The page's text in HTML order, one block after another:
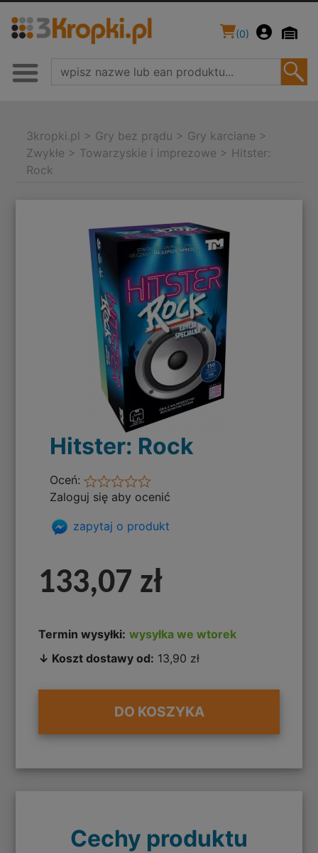
(0)
3kropki.pl > Gry bez prądu > Gry karciane >
Zwykłe > Towarzyskie i imprezowe > Hitster:
Rock
Hitster: Rock
Oceń:
Zaloguj się aby ocenić
zapytaj o produkt
133,07 zł
Termin wysyłki: wysyłka we wtorek
↓ Koszt dostawy od: 13,90 zł
DO KOSZYKA
Cechy produktu